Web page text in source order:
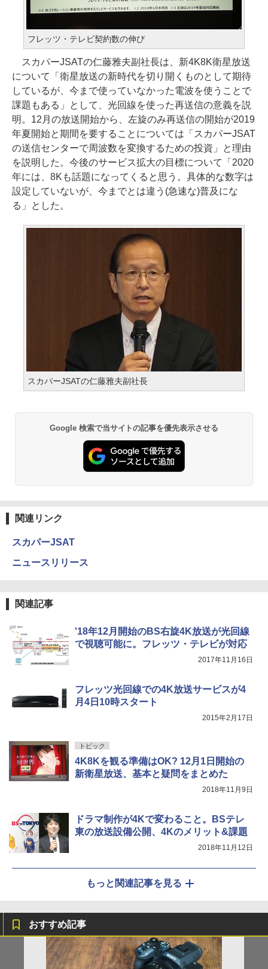
フレッツ・テレビ契約数の伸び
スカパーJSATの仁藤雅夫副社長は、新4K8K衛星放送
について「衛星放送の新時代を切り開くものとして期待
しているが、今まで使っていなかった電波を使うことで
課題もある」として、光回線を使った再送信の意義を説
明。12月の放送開始から、左旋のみ再送信の開始が2019
年夏開始と期間を要することについては「スカパーJSAT
の送信センターで周波数を変換するための投資」と理由
を説明した。今後のサービス拡大の目標について「2020
年には、8Kも話題になってくると思う。具体的な数字は
設定していないが、今までとは違う(急速な)普及にな
る」とした。
スカパーJSATの仁藤雅夫副社長
Google 検索で当サイトの記事を優先表示させる
関連リンク
スカパーJSAT
ニュースリリース
関連記事
'18年12月開始のBS右旋4K放送が光回線
で視聴可能に。フレッツ・テレビが対応
2017年11月16日
フレッツ光回線での4K放送サービスが4
月4日10時スタート
2015年2月17日
トピック
4K8Kを観る準備はOK? 12月1日開始の
新衛星放送、基本と疑問をまとめた
2018年11月9日
ドラマ制作が4Kで変わること。BSテレ
東の放送設備公開、4Kのメリット&課題
2018年11月12日
もっと関連記事を見る
おすすめ記事